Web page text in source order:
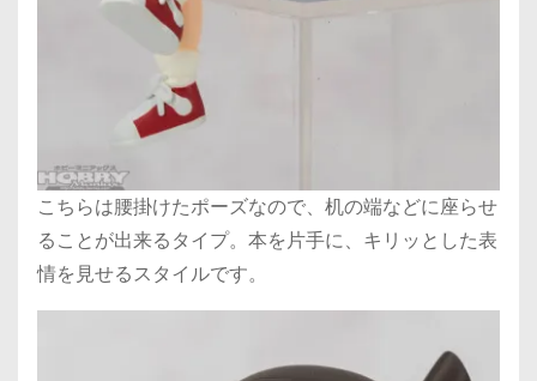
こちらは腰掛けたポーズなので、机の端などに座らせ
ることが出来るタイプ。本を片手に、キリッとした表
情を見せるスタイルです。